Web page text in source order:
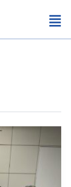
メ
ニ
ュ